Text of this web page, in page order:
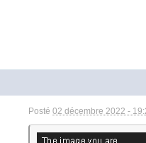
Posté02 décembre 2022 -